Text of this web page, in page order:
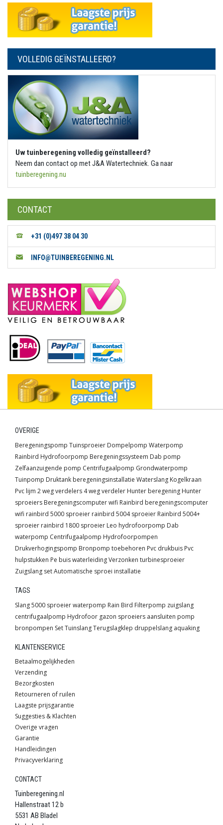
VOLLEDIG GEÏNSTALLEERD?
Uw tuinberegening volledig geïnstalleerd?
Neem dan contact op met J&A Watertechniek. Ga naar
tuinberegening.nu
CONTACT
+31 (0)497 38 04 30
INFO@TUINBEREGENING.NL
OVERIGE
Beregeningspomp Tuinsproeier Dompelpomp Waterpomp
Rainbird Hydrofoorpomp Beregeningssysteem Dab pomp
Zelfaanzuigende pomp Centrifugaalpomp Grondwaterpomp
Tuinpomp Druktank beregeningsinstallatie Waterslang Kogelkraan
Pvc lijm 2 weg verdelers 4 weg verdeler Hunter beregening Hunter
sproeiers Beregeningscomputer wifi Rainbird beregeningscomputer
wifi rainbird 5000 sproeier rainbird 5004 sproeier Rainbird 5004+
sproeier rainbird 1800 sproeier Leo hydrofoorpomp Dab
waterpomp Centrifugaalpomp Hydrofoorpompen
Drukverhogingspomp Bronpomp toebehoren Pvc drukbuis Pvc
hulpstukken Pe buis waterleidingVerzonken turbinesproeier
Zuigslang setAutomatische sproei installatie
TAGS
Slang5000 sproeierwaterpomp Rain Bird Filterpomp zuigslang
centrifugaalpomp Hydrofoor gazon sproeiers aansluiten pomp
bronpompen SetTuinslangTerugslagklep druppelslang aquaking
KLANTENSERVICE
Betaalmogelijkheden
Verzending
Bezorgkosten
Retourneren of ruilen
Laagste prijsgarantie
Suggesties & Klachten
Overige vragen
Garantie
Handleidingen
Privacyverklaring
CONTACT
Tuinberegening.nl
Hallenstraat 12 b
5531 AB Bladel